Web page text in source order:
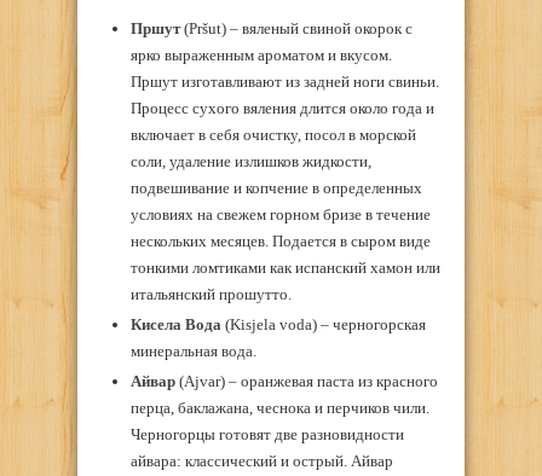
Пршут(Pršut) – вяленый свиной окорок с
ярко выраженным ароматом и вкусом.
Пршут изготавливают из задней ноги свиньи.
Процесс сухого вяления длится около года и
включает в себя очистку, посол в морской
соли, удаление излишков жидкости,
подвешивание и копчение в определенных
условиях на свежем горном бризе в течение
нескольких месяцев. Подается в сыром виде
тонкими ломтиками как испанский хамон или
итальянский прошутто.
Кисела Вода (Kisjela voda) – черногорская
минеральная вода.
Айвар(Ajvar) – оранжевая паста из красного
перца, баклажана, чеснока и перчиков чили.
Черногорцы готовят две разновидности
айвара: классический и острый. Айвар